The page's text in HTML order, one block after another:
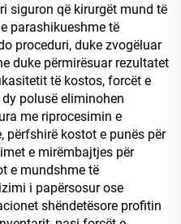
siguron që kirurgët mund të
parashikueshme të
proceduri, duke zvogëluar
duke përmirësuar rezultatet
të kostos, forcët e
polusë eliminohen
me riprocesimin e
përfshirë kostot e punës për
e mirëmbajtjes për
e mundshme të
i papërsosur ose
shëndetësore profitin